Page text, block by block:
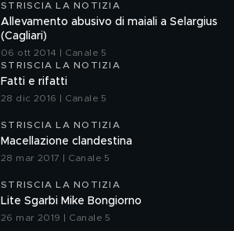
STRISCIA LA NOTIZIA
Allevamento abusivo di maiali a Selargius
(Cagliari)
06 ott 2014 | Canale 5
STRISCIA LA NOTIZIA
Fatti e rifatti
28 dic 2016 | Canale 5
STRISCIA LA NOTIZIA
Macellazione clandestina
28 mar 2017 | Canale 5
STRISCIA LA NOTIZIA
Lite Sgarbi Mike Bongiorno
26 mar 2019 | Canale 5